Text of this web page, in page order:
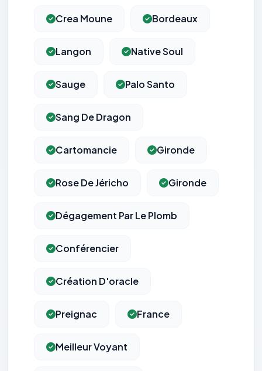
Crea Moune Bordeaux
Langon Native Soul
Sauge Palo Santo
Sang De Dragon
Cartomancie Gironde
Rose De Jéricho Gironde
Dégagement Par Le Plomb
Conférencier
Création D'oracle
Preignac France
Meilleur Voyant